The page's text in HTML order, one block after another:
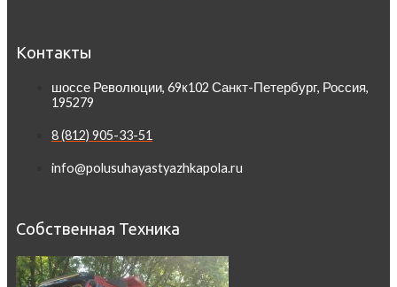
Контакты
шоссе Революции, 69к102 Санкт-Петербург, Россия,
195279
8 (812) 905-33-51
info@polusuhayastyazhkapola.ru
Собственная Техника